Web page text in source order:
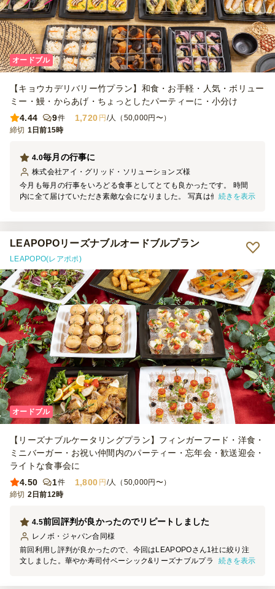
オードブル
【キョウカデリバリー竹プラン】和食・お手軽・人気・ボリュー
ミー・鰻・からあげ・ちょっとしたパーティーに・小分け
4.44
9件 1,720 円 /人（50,000円〜）
締切 1日前15時
毎月の行事に
4.0
株式会社アイ・グリッド・ソリューションズ様
今月も毎月の行事をいろどる食事としてとても良かったです。 時間
内に全て届けていただき素敵な会になりました。 写真は他で頼んだ
続きを表示
LEAPOPOリーズナブルオードブルプラン
LEAPOPO(レアポポ)
オードブル
【リーズナブルケータリングプラン】フィンガーフード・洋食・
ミニバーガー・お祝い仲間内のパーティー・忘年会・歓送迎会・
ライトな食事会に
4.50
1件 1,800 円 /人（50,000円〜）
締切 2日前12時
前回評判が良かったのでリピートしました
4.5
レノボ・ジャパン合同様
前回利用し評判が良かったので、今回はLEAPOPOさん1社に絞り注
文しました。華やか寿司付ベーシック&リーズナブルプランの2種類
続きを表示